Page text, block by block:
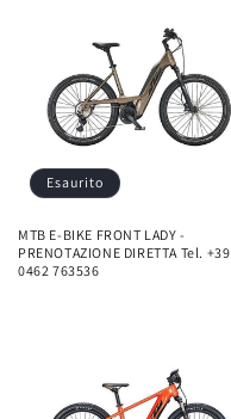
Esaurito
MTB E-BIKE FRONT LADY -
PRENOTAZIONE DIRETTA Tel. +39
0462 763536